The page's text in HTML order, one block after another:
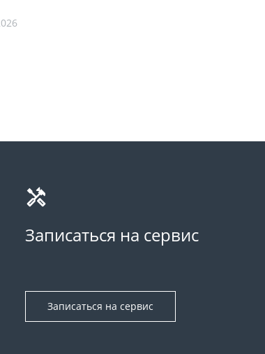
Записаться на сервис
Записаться на сервис